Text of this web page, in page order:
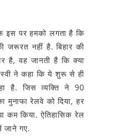
इस पर हमको लगता है कि
जरूरत नहीं है. बिहार की
है, वह जानती है कि क्या
ने कहा कि ये शुरू से ही
है. जिस व्यक्ति ने 90
मुनाफा रेलवे को दिया, हर
कम किया. ऐतिहासिक रेल
जाने गए.